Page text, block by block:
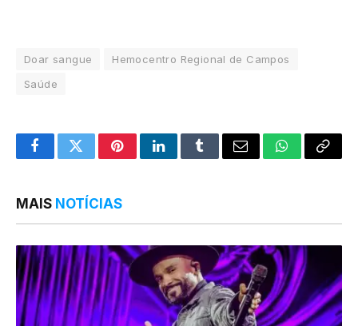
Doar sangue
Hemocentro Regional de Campos
Saúde
FacebookTwitterPinterestLinkedInTumblrEmail WhatsApp
Copy
MAIS NOTÍCIAS